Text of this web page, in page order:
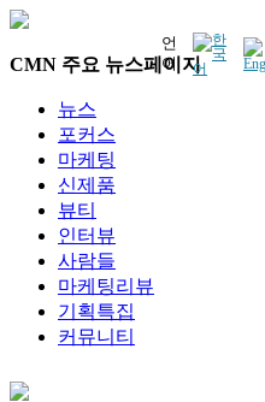
언
어
CMN 주요 뉴스페이지
뉴스
포커스
마케팅
신제품
뷰티
인터뷰
사람들
마케팅리뷰
기획특집
커뮤니티